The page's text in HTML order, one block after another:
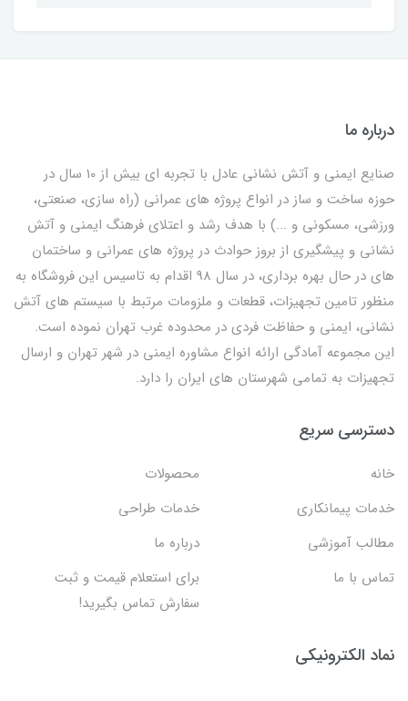
درباره ما
صنایع ایمنی و آتش نشانی عادل با تجربه ای بیش از 10 سال در
حوزه ساخت و ساز در انواع پروژه های عمرانی (راه سازی، صنعتی،
ورزشی، مسکونی و ...) با هدف رشد و اعتلای فرهنگ ایمنی و آتش
نشانی و پیشگیری از بروز حوادث در پروژه های عمرانی و ساختمان
های در حال بهره برداری، در سال 98 اقدام به تاسیس این فروشگاه به
منظور تامین تجهیزات، قطعات و ملزومات مرتبط با سیستم های آتش
نشانی، ایمنی و حفاظت فردی در محدوده غرب تهران نموده است.
این مجموعه آمادگی ارائه انواع مشاوره ایمنی در شهر تهران و ارسال
تجهیزات به تمامی شهرستان های ایران را دارد.
دسترسی سریع
خانه
محصولات
خدمات پیمانکاری
خدمات طراحی
مطالب آموزشی
درباره ما
تماس با ما
برای استعلام قیمت و ثبت
سفارش تماس بگیرید!
نماد الکترونیکی